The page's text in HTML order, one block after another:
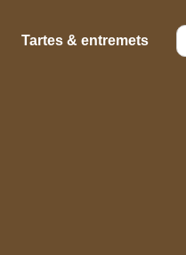
Tartes & entremets